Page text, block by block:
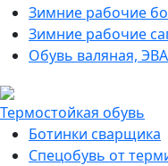
Зимние рабочие
Зимние рабочие
Обувь валяная, ЭВА
Термостойкая обувь
Ботинки сварщика
Спецобувь от